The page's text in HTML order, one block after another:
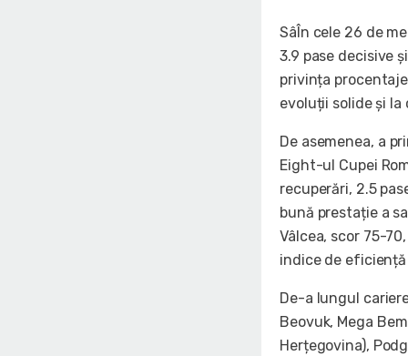
SâÎn cele 26 de
3.9 pase decisive
privința
evoluții solide și la
De asemenea, a
Eight-ul Cupei
recuperări, 2.5
bună prestație a
Vâlcea, scor 75-
indice de eficiență
De-a lungul
Beovuk, Mega
Herțegovina),